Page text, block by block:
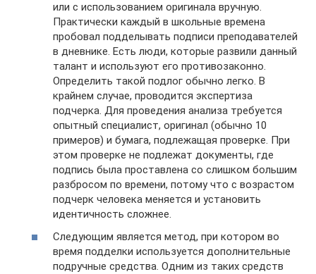
или с использованием оригинала вручную.
Практически каждый в школьные времена
пробовал подделывать подписи преподавателей
в дневнике. Есть люди, которые развили данный
талант и используют его противозаконно.
Определить такой подлог обычно легко. В
крайнем случае, проводится экспертиза
подчерка. Для проведения анализа требуется
опытный специалист, оригинал (обычно 10
примеров) и бумага, подлежащая проверке. При
этом проверке не подлежат документы, где
подпись была проставлена со слишком большим
разбросом по времени, потому что с возрастом
подчерк человека меняется и установить
идентичность сложнее.
Следующим является метод, при котором во
время подделки используется дополнительные
подручные средства. Одним из таких средств